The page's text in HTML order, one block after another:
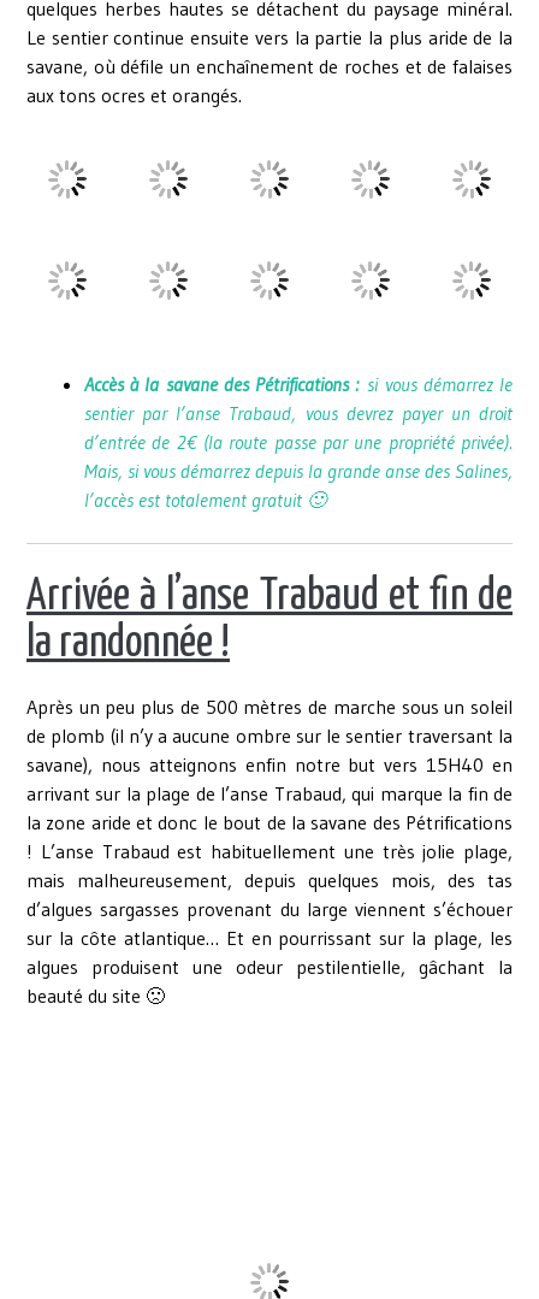
quelques herbes hautes se détachent du paysage minéral.
Le sentier continue ensuite vers la partie la plus aride de la
savane, où défile un enchaînement de roches et de falaises
aux tons ocres et orangés.
Accès à la savane des Pétrifications :si vous démarrez le
sentier par l’anse Trabaud, vous devrez payer un droit
d’entrée de 2€ (la route passe par une propriété privée).
Mais, si vous démarrez depuis la grande anse des Salines,
l’accès est totalement gratuit 🙂
Arrivée à l’anse Trabaud et fin de
la randonnée !
Après un peu plus de 500 mètres de marche sous un soleil
de plomb (il n’y a aucune ombre sur le sentier traversant la
savane), nous atteignons enfin notre but vers 15H40 en
arrivant sur la plage de l’anse Trabaud, qui marque la fin de
la zone aride et donc le bout de la savane des Pétrifications
! L’anse Trabaud est habituellement une très jolie plage,
mais malheureusement, depuis quelques mois, des tas
d’algues sargasses provenant du large viennent s’échouer
sur la côte atlantique… Et en pourrissant sur la plage, les
algues produisent une odeur pestilentielle, gâchant la
beauté du site 🙁